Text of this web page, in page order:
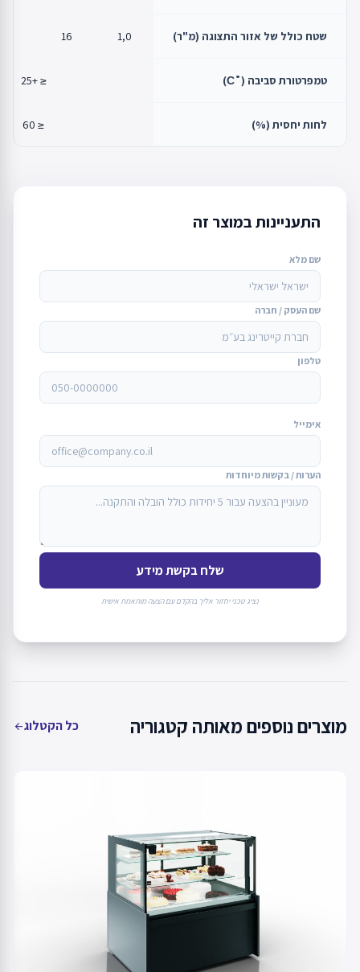
שטח כולל של אזור התצוגה (מ"ר) 1,0
16
טמפרטורת סביבה (˚С) ≤ +25
לחות יחסית (%) ≤ 60
התעניינות במוצר זה
שם מלא
שם העסק / חברה
טלפון
אימייל
הערות / בקשות מיוחדות
שלח בקשת מידע
נציג טכני יחזור אליך בהקדם עם הצעה מותאמת אישית
מוצרים נוספים מאותה קטגוריה כל הקטלוגarrow_back